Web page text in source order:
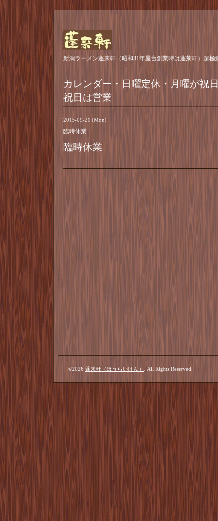
新潟ラーメン蓬来軒（昭和31年屋台創業時は蓬莱軒）超
カレンダー・日曜定休・月曜が祝
祝日は営業
2015-09-21 (Mon)
臨時休業
臨時休業
©2026 蓬来軒（ほうらいけん） . All Rights Reserved.